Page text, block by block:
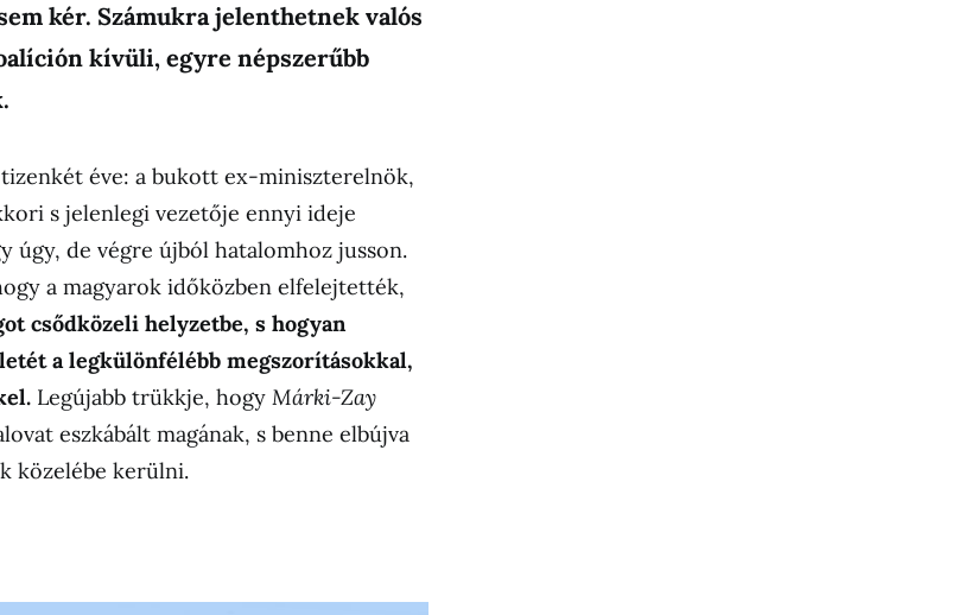
kér. Számukra jelenthetnek valós
kívüli, egyre népszerűbb
éve: a bukott ex-miniszterelnök,
s jelenlegi vezetője ennyi ideje
úgy, de végre újból hatalomhoz jusson.
a magyarok időközben elfelejtették,
csődközeli helyzetbe, s hogyan
a legkülönfélébb megszorításokkal,
Legújabb trükkje, hogy Márki-Zay
eszkábált magának, s benne elbújva
közelébe kerülni.